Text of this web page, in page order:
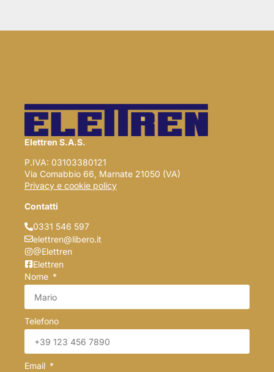
Elettren S.A.S.
P.IVA: 03103380121
Via Comabbio 66, Marnate 21050 (VA)
Privacy e cookie policy
Contatti
0331 546 597
elettren@libero.it
@Elettren
Elettren
Nome
Telefono
Email